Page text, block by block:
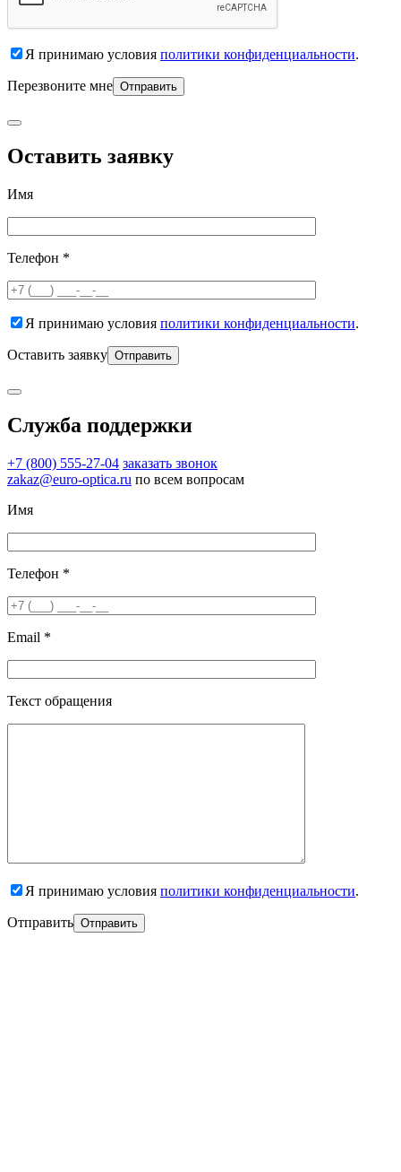
Я принимаю условия политики конфиденциальности.
Перезвоните мне
Оставить заявку
Имя
Телефон *
Я принимаю условия политики конфиденциальности.
Оставить заявку
Служба поддержки
+7 (800) 555-27-04 заказать звонок
zakaz@euro-optica.ru по всем вопросам
Имя
Телефон *
Email *
Текст обращения
Я принимаю условия политики конфиденциальности.
Отправить